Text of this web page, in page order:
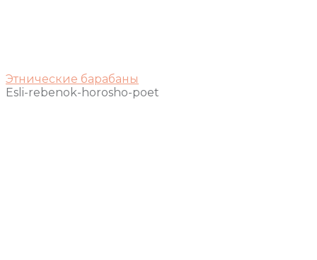
Этнические барабаны
Esli-rebenok-horosho-poet